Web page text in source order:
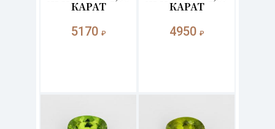
КАРАТ
5170 ₽
КАРАТ
4950 ₽